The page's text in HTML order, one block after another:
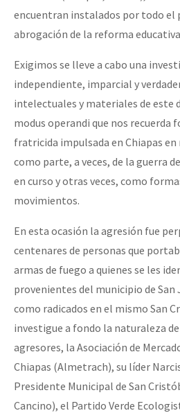
encuentran instalados por todo el
abrogación de la reforma
Exigimos se lleve a cabo una
independiente, imparcial y
intelectuales y materiales de este
modus operandi que nos recuerda
fratricida impulsada en Chiapas en
como parte, a veces, de la guerra
en curso y otras veces, como
movimientos.
En esta ocasión la agresión fue
centenares de personas que
armas de fuego a quienes se les
provenientes del municipio de San
como radicados en el mismo San
investigue a fondo la naturaleza
agresores, la Asociación de
Chiapas (Almetrach), su líder
Presidente Municipal de San
Cancino), el Partido Verde